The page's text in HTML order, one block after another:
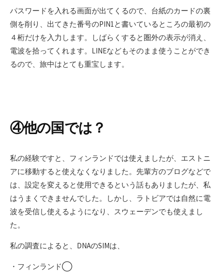
パスワードを入れる画面が出てくるので、台紙のカードの裏
側を削り、出てきた番号のPIN1と書いているところの最初の
４桁だけを入力します。しばらくすると圏外の表示が消え、
電波を拾ってくれます。LINEなどもそのまま使うことができ
るので、旅中はとても重宝します。
④他の国では？
私の経験ですと、フィンランドでは使えましたが、エストニ
アに移動すると使えなくなりました。先輩方のブログなどで
は、設定を変えると使用できるという話もありましたが、私
はうまくできませんでした。しかし、ラトビアでは自然に電
波を受信し使えるようになり、スウェーデンでも使えまし
た。
私の調査によると、DNAのSIMは、
・フィンランド◯